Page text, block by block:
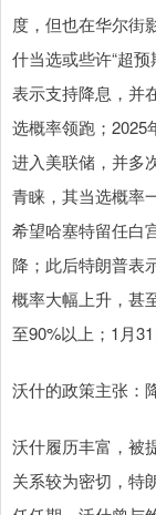
度，但也在华尔街
什当选或些许“超
表示支持降息，并
选概率领跑；2025
进入美联储，并多
青睐，其当选概率
希望哈塞特留任白
降；此后特朗普表
概率大幅上升，甚
至90%以上；1月31
沃什的政策主张：
沃什履历丰富，被
关系较为密切，特